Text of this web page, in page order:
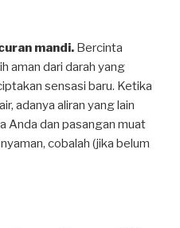
mandi. Bercinta
aman dari darah yang
sensasi baru. Ketika
adanya aliran yang lain
Anda dan pasangan muat
cobalah (jika belum